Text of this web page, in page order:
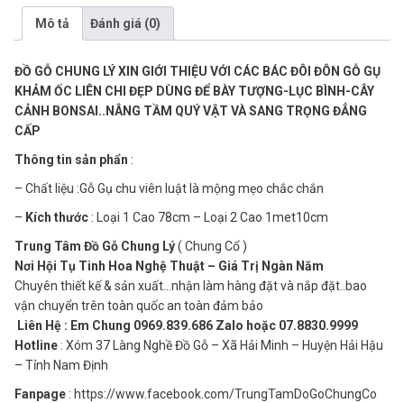
Mô tả Đánh giá (0)
ĐỒ GỖ CHUNG LÝ XIN GIỚI THIỆU VỚI CÁC BÁC ĐÔI ĐÔN GỖ GỤ
KHẢM ỐC LIÊN CHI ĐẸP DÙNG ĐỂ BÀY TƯỢNG-LỤC BÌNH-CÂY
CẢNH BONSAI..NÂNG TẦM QUÝ VẬT VÀ SANG TRỌNG ĐẲNG
CẤP
Thông tin sản phẩn :
– Chất liệu :Gỗ Gụ chu viên luật là mộng mẹo chắc chắn
– Kích thước : Loại 1 Cao 78cm – Loại 2 Cao 1met10cm
Trung Tâm Đồ Gỗ Chung Lý( Chung Cổ )
Nơi Hội Tụ Tinh Hoa Nghệ Thuật – Giá Trị Ngàn Năm
Chuyên thiết kế & sản xuất…nhận làm hàng đặt và nắp đặt..bao
vận chuyển trên toàn quốc an toàn đảm bảo
Liên Hệ : Em Chung 0969.839.686 Zalo hoặc 07.8830.9999
Hotline : Xóm 37 Làng Nghề Đồ Gỗ – Xã Hải Minh – Huyện Hải Hậu
– Tỉnh Nam Định
Fanpage : https://www.facebook.com/TrungTamDoGoChungCo